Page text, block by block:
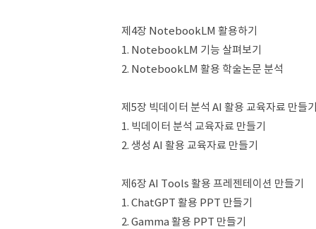
제4장 NotebookLM 활용하기
1. NotebookLM 기능 살펴보기
2. NotebookLM 활용 학술논문 분석
제5장 빅데이터 분석 AI 활용 교육자료 만들
1. 빅데이터 분석 교육자료 만들기
2. 생성 AI 활용 교육자료 만들기
제6장 AI Tools 활용 프레젠테이션 만들기
1. ChatGPT 활용 PPT 만들기
2. Gamma 활용 PPT 만들기